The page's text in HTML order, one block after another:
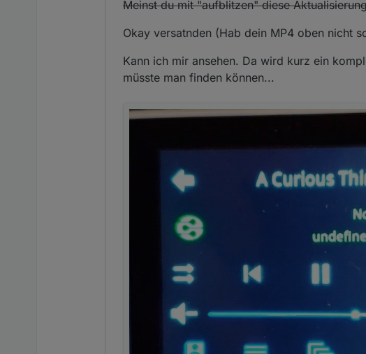
Meinst du mit "aufblitzen" diese
Okay versatnden (Hab dein MP4 oben nicht
Kann ich mir ansehen. Da wird kurz ein
müsste man finden können...